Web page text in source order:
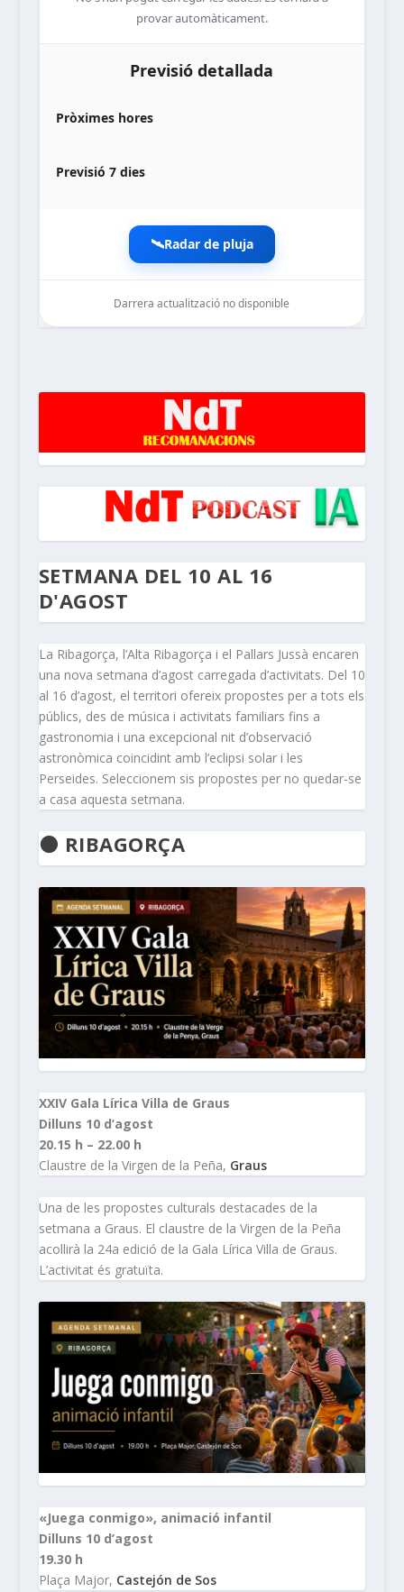
provar automàticament.
Previsió detallada
Pròximes hores
Previsió 7 dies
🛰️Radar de pluja
Darrera actualització no disponible
SETMANA DEL 10 AL 16
D'AGOST
La Ribagorça, l’Alta Ribagorça i el Pallars Jussà encaren
una nova setmana d’agost carregada d’activitats. Del 10
al 16 d’agost, el territori ofereix propostes per a tots els
públics, des de música i activitats familiars fins a
gastronomia i una excepcional nit d’observació
astronòmica coincidint amb l’eclipsi solar i les
Perseides. Seleccionem sis propostes per no quedar-se
a casa aquesta setmana.
🟠 RIBAGORÇA
XXIV Gala Lírica Villa de Graus
Dilluns 10 d’agost
20.15 h – 22.00 h
Claustre de la Virgen de la Peña, Graus
Una de les propostes culturals destacades de la
setmana a Graus. El claustre de la Virgen de la Peña
acollirà la 24a edició de la Gala Lírica Villa de Graus.
L’activitat és gratuïta.
«Juega conmigo», animació infantil
Dilluns 10 d’agost
19.30 h
Plaça Major, Castejón de Sos